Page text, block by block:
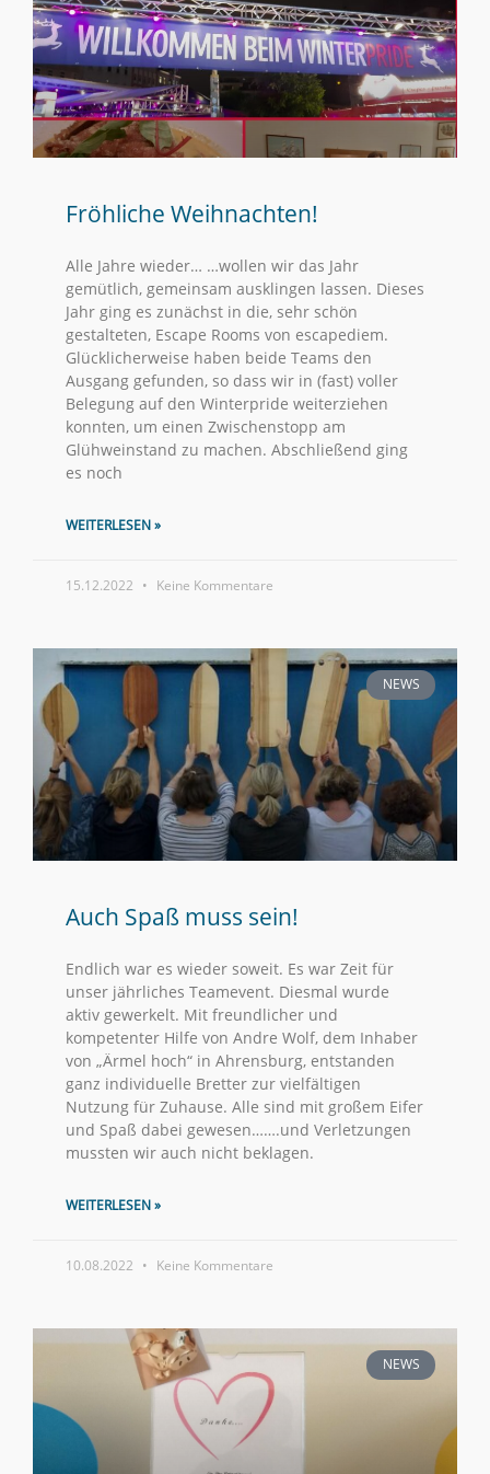
Fröhliche Weihnachten!
Alle Jahre wieder… …wollen wir das Jahr
gemütlich, gemeinsam ausklingen lassen. Dieses
Jahr ging es zunächst in die, sehr schön
gestalteten, Escape Rooms von escapediem.
Glücklicherweise haben beide Teams den
Ausgang gefunden, so dass wir in (fast) voller
Belegung auf den Winterpride weiterziehen
konnten, um einen Zwischenstopp am
Glühweinstand zu machen. Abschließend ging
es noch
WEITERLESEN »
15.12.2022 Keine Kommentare
NEWS
Auch Spaß muss sein!
Endlich war es wieder soweit. Es war Zeit für
unser jährliches Teamevent. Diesmal wurde
aktiv gewerkelt. Mit freundlicher und
kompetenter Hilfe von Andre Wolf, dem Inhaber
von „Ärmel hoch“ in Ahrensburg, entstanden
ganz individuelle Bretter zur vielfältigen
Nutzung für Zuhause. Alle sind mit großem Eifer
und Spaß dabei gewesen…….und Verletzungen
mussten wir auch nicht beklagen.
WEITERLESEN »
10.08.2022 Keine Kommentare
NEWS